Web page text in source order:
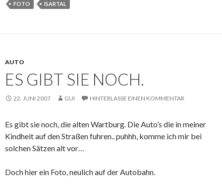
FOTO ISARTAL
AUTO
ES GIBT SIE NOCH.
22. JUNI 2007 GUI HINTERLASSE EINEN KOMMENTAR
Es gibt sie noch, die alten Wartburg. Die Auto’s die in meiner
Kindheit auf den Straßen fuhren.. puhhh, komme ich mir bei
solchen Sätzen alt vor…
Doch hier ein Foto, neulich auf der Autobahn.